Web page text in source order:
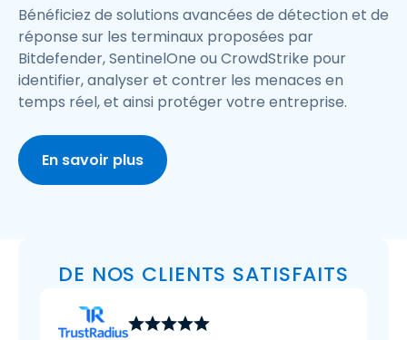
Bénéficiez de solutions avancées de détection et de
réponse sur les terminaux proposées par
Bitdefender, SentinelOne ou CrowdStrike pour
identifier, analyser et contrer les menaces en
temps réel, et ainsi protéger votre entreprise.
En savoir plus
DE NOS CLIENTS SATISFAITS